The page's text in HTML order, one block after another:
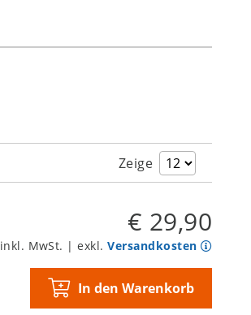
Zeige
€ 29,90
inkl. MwSt. | exkl.Versandkosten
In den Warenkorb